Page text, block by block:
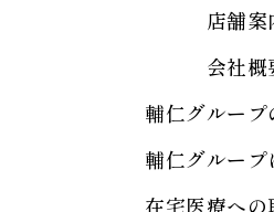
店舗案
会社概
輔仁グループ
輔仁グループ
在宅医療への